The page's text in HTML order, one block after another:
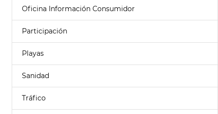
Oficina Información Consumidor
Participación
Playas
Sanidad
Tráfico